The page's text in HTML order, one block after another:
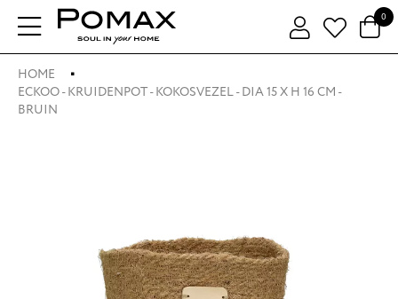
0
HOME
ECKOO - KRUIDENPOT - KOKOSVEZEL - DIA 15 X H 16 CM -
BRUIN